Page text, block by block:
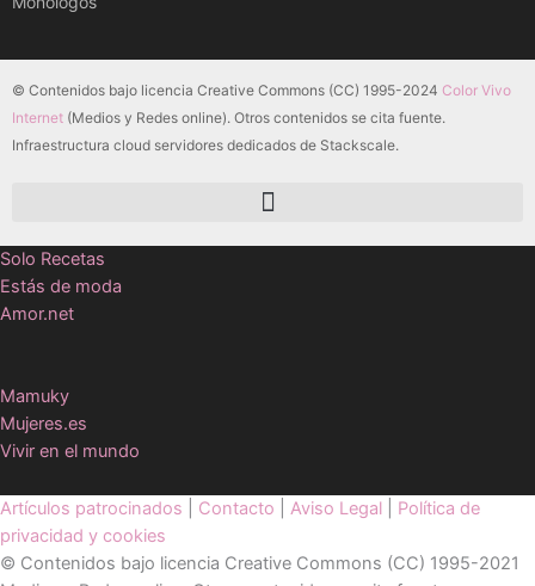
© Contenidos bajo licencia Creative Commons (CC) 1995-2024 Color Vivo
Internet (Medios y Redes online). Otros contenidos se cita fuente.
Infraestructura cloud servidores dedicados de Stackscale.
Solo Recetas
Estás de moda
Amor.net
Mamuky
Mujeres.es
Vivir en el mundo
Artículos patrocinados Contacto Aviso Legal
Política de
privacidad y cookies
© Contenidos bajo licencia Creative Commons (CC) 1995-2021